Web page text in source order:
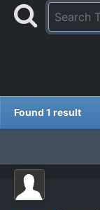
Found 1 result